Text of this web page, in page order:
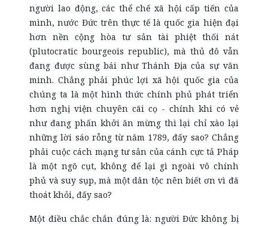
người lao động, các thể chế xã hội cấp tiến của
mình, nước Đức trên thực tế là quốc gia hiện đại
hơn nền cộng hòa tư sản tài phiệt thối nát
(plutocratic bourgeois republic), mà thủ đô vẫn
đang được sùng bái như Thánh Địa của sự văn
minh. Chẳng phải phúc lợi xã hội quốc gia của
chúng ta là một hình thức chính phủ phát triển
hơn nghị viện chuyên cãi cọ - chính khi có vẻ
như đang phấn khởi ăn mừng thì lại chỉ xào lại
những lời sáo rỗng từ năm 1789, đấy sao? Chẳng
phải cuộc cách mạng tư sản của cánh cực tả Pháp
là một ngõ cụt, không để lại gì ngoài vô chính
phủ và suy sụp, mà một dân tộc nên biết ơn vì đã
thoát khỏi, đấy sao?
Một điều chắc chắn đúng là: người Đức không bị